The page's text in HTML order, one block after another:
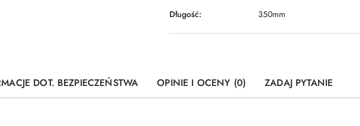
Długość:
350mm
DOT. BEZPIECZEŃSTWA OPINIE I OCENY (0) ZADAJ PYTANIE